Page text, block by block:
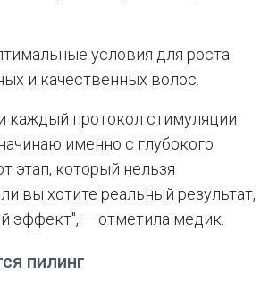
условия для роста
и качественных волос.
каждый протокол стимуляции
именно с глубокого
этап, который нельзя
вы хотите реальный результат,
эффект", — отметила медик.
пилинг